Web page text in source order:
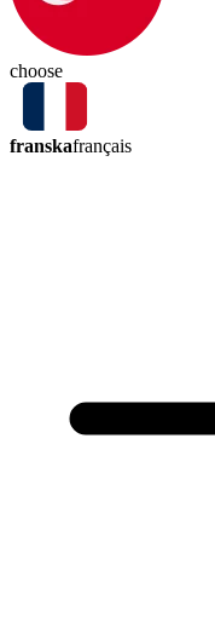
choose
franskafrançais